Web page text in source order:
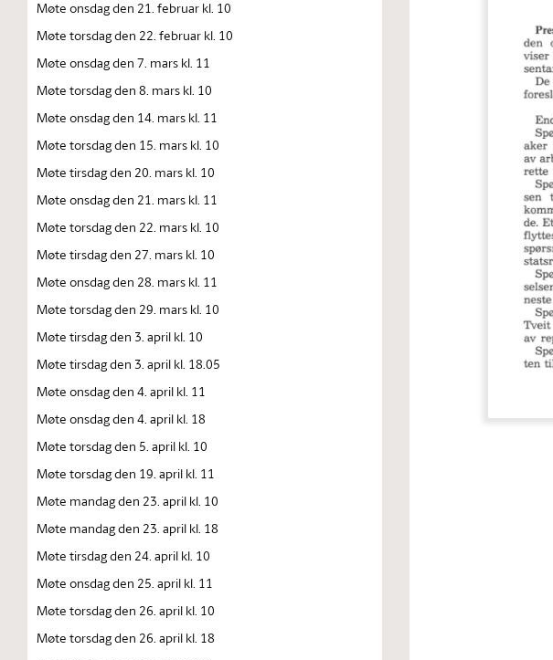
Møte onsdag den 21. februar kl. 10
Møte torsdag den 22. februar kl. 10
Møte onsdag den 7. mars kl. 11
Møte torsdag den 8. mars kl. 10
Møte onsdag den 14. mars kl. 11
Møte torsdag den 15. mars kl. 10
Møte tirsdag den 20. mars kl. 10
Møte onsdag den 21. mars kl. 11
Møte torsdag den 22. mars kl. 10
Møte tirsdag den 27. mars kl. 10
Møte onsdag den 28. mars kl. 11
Møte torsdag den 29. mars kl. 10
Møte tirsdag den 3. april kl. 10
Møte tirsdag den 3. april kl. 18.05
Møte onsdag den 4. april kl. 11
Møte onsdag den 4. april kl. 18
Møte torsdag den 5. april kl. 10
Møte torsdag den 19. april kl. 11
Møte mandag den 23. april kl. 10
Møte mandag den 23. april kl. 18
Møte tirsdag den 24. april kl. 10
Møte onsdag den 25. april kl. 11
Møte torsdag den 26. april kl. 10
Møte torsdag den 26. april kl. 18